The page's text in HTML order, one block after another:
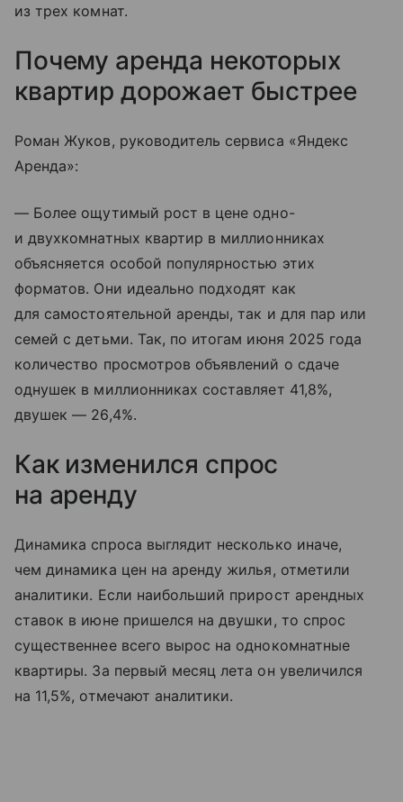
из трех комнат.
Почему аренда некоторых
квартир дорожает быстрее
Роман Жуков, руководитель сервиса «Яндекс
Аренда»:
— Более ощутимый рост в цене одно-
и двухкомнатных квартир в миллионниках
объясняется особой популярностью этих
форматов. Они идеально подходят как
для самостоятельной аренды, так и для пар или
семей с детьми. Так, по итогам июня 2025 года
количество просмотров объявлений о сдаче
однушек в миллионниках составляет 41,8%,
двушек — 26,4%.
Как изменился спрос
на аренду
Динамика спроса выглядит несколько иначе,
чем динамика цен на аренду жилья, отметили
аналитики. Если наибольший прирост арендных
ставок в июне пришелся на двушки, то спрос
существеннее всего вырос на однокомнатные
квартиры. За первый месяц лета он увеличился
на 11,5%, отмечают аналитики.